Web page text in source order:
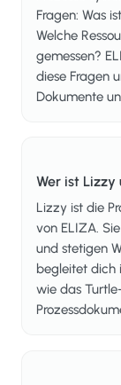
Fragen: Was
Welche
gemessen?
diese Fragen
Dokumente
Wer ist Lizzy
Lizzy ist die
von ELIZA.
und stetigen
begleitet dich
wie das